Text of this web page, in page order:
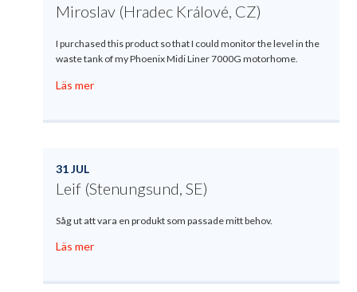
Miroslav (Hradec Králové, CZ)
I purchased this product so that I could monitor the level in the
waste tank of my Phoenix Midi Liner 7000G motorhome.
Läs mer
31 JUL
Leif (Stenungsund, SE)
Såg ut att vara en produkt som passade mitt behov.
Läs mer